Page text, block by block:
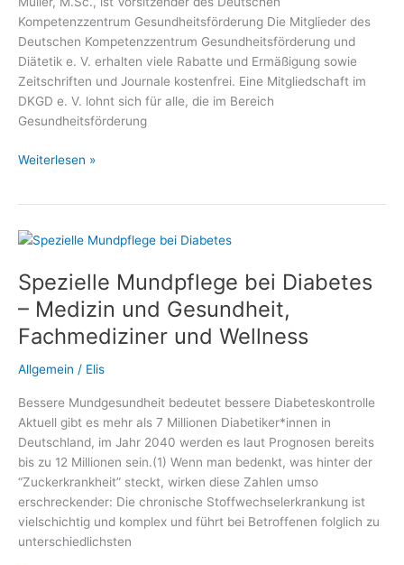
Kompetenzzentrum Gesundheitsförderung Die Mitglieder des
Deutschen Kompetenzzentrum Gesundheitsförderung und
Diätetik e. V. erhalten viele Rabatte und Ermäßigung sowie
Zeitschriften und Journale kostenfrei. Eine Mitgliedschaft im
DKGD e. V. lohnt sich für alle, die im Bereich
Gesundheitsförderung
Gratis,
und
für
Mitglieder
des
Deutschen
Gesundheitsförderung
und
Diätetik
e.
V.
Weiterlesen »
Spezielle Mundpflege bei Diabetes
– Medizin und Gesundheit,
Fachmediziner und Wellness
Allgemein / Elis
Bessere Mundgesundheit bedeutet bessere Diabeteskontrolle
Aktuell gibt es mehr als 7 Millionen Diabetiker*innen in
Deutschland, im Jahr 2040 werden es laut Prognosen bereits
bis zu 12 Millionen sein.(1) Wenn man bedenkt, was hinter der
“Zuckerkrankheit” steckt, wirken diese Zahlen umso
erschreckender: Die chronische Stoffwechselerkrankung ist
vielschichtig und komplex und führt bei Betroffenen folglich zu
unterschiedlichsten